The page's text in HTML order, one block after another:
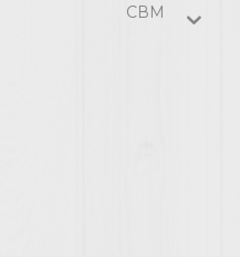
СВМ